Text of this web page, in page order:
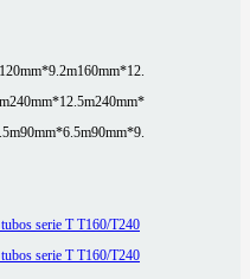
120mm*9.2m160mm*12.
240mm*12.5m240mm*
90mm*6.5m90mm*9.